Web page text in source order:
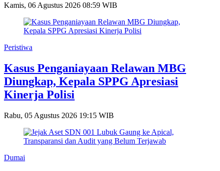
Kamis, 06 Agustus 2026 08:59 WIB
Peristiwa
Kasus Penganiayaan Relawan MBG
Diungkap, Kepala SPPG Apresiasi
Kinerja Polisi
Rabu, 05 Agustus 2026 19:15 WIB
Dumai